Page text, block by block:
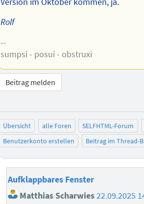
Rolf
--
sumpsi - posui - obstruxi
Beitrag melden
Übersicht alle Foren
SELFHTML-Forum
Benutzerkonto erstellen
Beitrag im Thread-
Aufklappbares Fenster
Matthias Scharwies22.09.2025